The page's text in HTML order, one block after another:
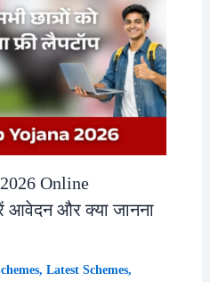
Online
और क्या जानना
, Latest Schemes,